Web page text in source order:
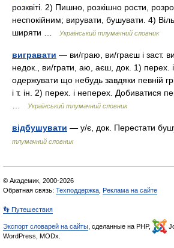
розквіті. 2) Пишно, розкішно рости,
неспокійним; вирувати, бушувати. 4)
ширяти …
Український тлумачний словник
вигравати — ви/граю, ви/граєш і заст.
недок., ви/грати, аю, аєш, док. 1) перех.
одержувати що небудь завдяки певній
і т. ін. 2) перех. і неперех. Добиватися
Український тлумачний словник
відбушувати — у/є, док. Перестати
тлумачний словник
© Академик, 2000-2026
Обратная связь: Техподдержка Реклама на сайте
👣 Путешествия
Экспорт словарей на сайты , сделанные на PHP,
WordPress, MODx.